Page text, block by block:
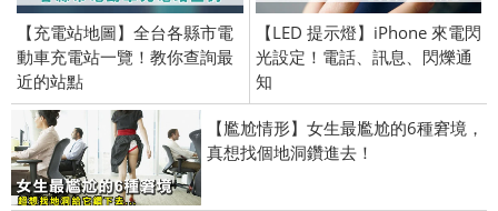
【充電站地圖】全台各縣市電
動車充電站一覽！教你查詢最
近的站點
【LED 提示燈】iPhone 來電閃
光設定！電話、訊息、閃爍通
知
【尷尬情形】女生最尷尬的6種窘境，
真想找個地洞鑽進去！